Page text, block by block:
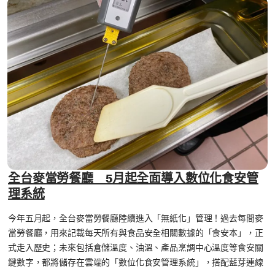
全台麥當勞餐廳 5月起全面導入數位化食安管
理系統
今年五月起，全台麥當勞餐廳陸續進入「無紙化」管理！過去每間麥
當勞餐廳，用來記載每天所有與食品安全相關數據的「食安本」，正
式走入歷史；未來包括倉儲溫度、油溫、產品烹調中心溫度等食安關
鍵數字，都將儲存在雲端的「數位化食安管理系統」，搭配藍芽連線